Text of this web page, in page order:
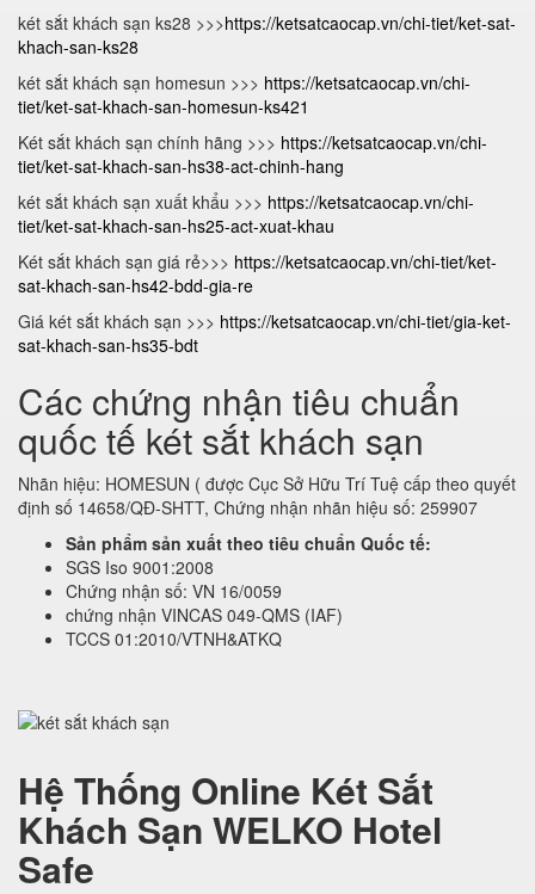
két sắt khách sạn ks28 >>>https://ketsatcaocap.vn/chi-tiet/ket-sat-
khach-san-ks28
két sắt khách sạn homesun >>> https://ketsatcaocap.vn/chi-
tiet/ket-sat-khach-san-homesun-ks421
Két sắt khách sạn chính hãng >>> https://ketsatcaocap.vn/chi-
tiet/ket-sat-khach-san-hs38-act-chinh-hang
két sắt khách sạn xuất khẩu >>> https://ketsatcaocap.vn/chi-
tiet/ket-sat-khach-san-hs25-act-xuat-khau
Két sắt khách sạn giá rẻ>>> https://ketsatcaocap.vn/chi-tiet/ket-
sat-khach-san-hs42-bdd-gia-re
Giá két sắt khách sạn >>> https://ketsatcaocap.vn/chi-tiet/gia-ket-
sat-khach-san-hs35-bdt
Các chứng nhận tiêu chuẩn
quốc tế két sắt khách sạn
Nhãn hiệu: HOMESUN ( được Cục Sở Hữu Trí Tuệ cấp theo quyết
định số 14658/QĐ-SHTT, Chứng nhận nhãn hiệu số: 259907
Sản phẩm sản xuất theo tiêu chuẩn Quốc tế:
SGS Iso 9001:2008
Chứng nhận số: VN 16/0059
chứng nhận VINCAS 049-QMS (IAF)
TCCS 01:2010/VTNH&ATKQ
Hệ Thống Online Két Sắt
Khách Sạn WELKO Hotel
Safe